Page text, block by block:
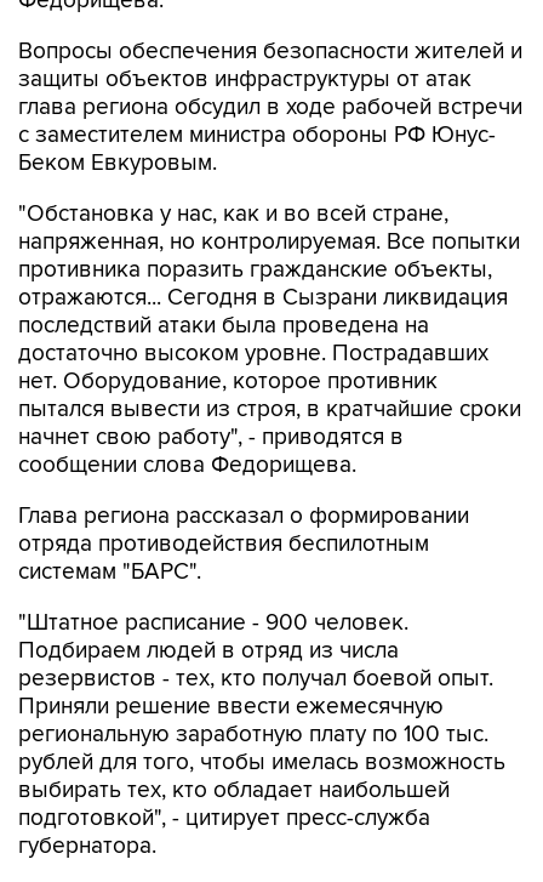
Вопросы обеспечения безопасности жителей и
защиты объектов инфраструктуры от атак
глава региона обсудил в ходе рабочей встречи
с заместителем министра обороны РФ Юнус-
Беком Евкуровым.
"Обстановка у нас, как и во всей стране,
напряженная, но контролируемая. Все попытки
противника поразить гражданские объекты,
отражаются... Сегодня в Сызрани ликвидация
последствий атаки была проведена на
достаточно высоком уровне. Пострадавших
нет. Оборудование, которое противник
пытался вывести из строя, в кратчайшие сроки
начнет свою работу", - приводятся в
сообщении слова Федорищева.
Глава региона рассказал о формировании
отряда противодействия беспилотным
системам "БАРС".
"Штатное расписание - 900 человек.
Подбираем людей в отряд из числа
резервистов - тех, кто получал боевой опыт.
Приняли решение ввести ежемесячную
региональную заработную плату по 100 тыс.
рублей для того, чтобы имелась возможность
выбирать тех, кто обладает наибольшей
подготовкой", - цитирует пресс-служба
губернатора.